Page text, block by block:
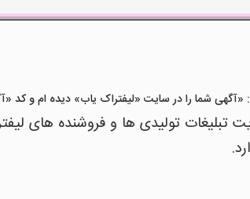
را در سایت «لیفتراک یاب» دیده ام و کد «آگهی-17» را اعلام
تبلیغات تولیدی ها و فروشنده های